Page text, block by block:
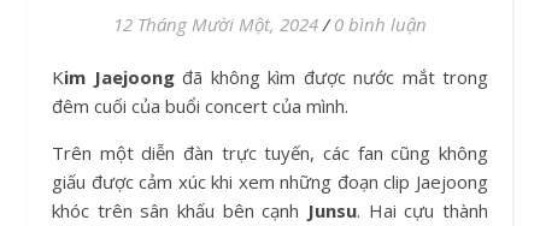
12 Tháng Mười Một, 2024 / 0 bình luận
Kim Jaejoong đã không kìm được nước mắt trong
đêm cuối của buổi concert của mình.
Trên một diễn đàn trực tuyến, các fan cũng không
giấu được cảm xúc khi xem những đoạn clip Jaejoong
khóc trên sân khấu bên cạnh Junsu. Hai cựu thành